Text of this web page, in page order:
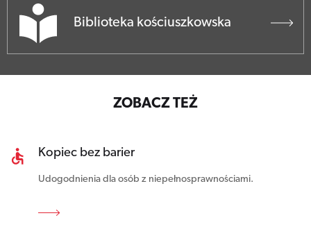
Biblioteka kościuszkowska
ZOBACZ TEŻ
Kopiec bez barier
Udogodnienia dla osób z niepełnosprawnościami.